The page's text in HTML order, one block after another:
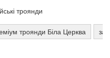
троянди
троянди Біла Церква